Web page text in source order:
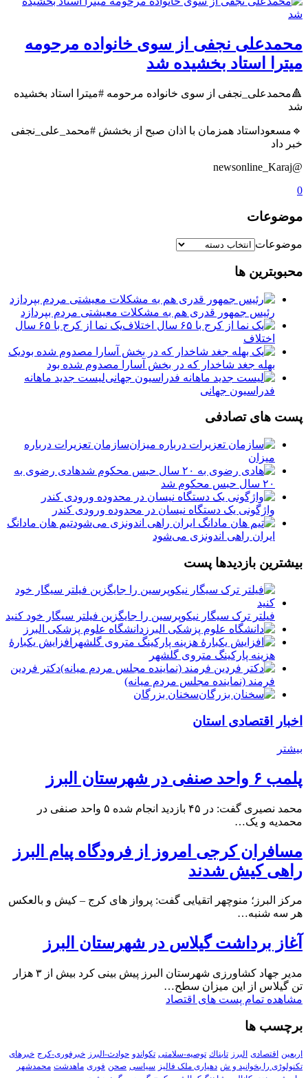
⁧️محمدعلی نجفی⁩ از سوی خانواده مرحومه
میترا استاد بخشیده شد
⁧🔺️محمدعلی_نجفی⁩ از سوی خانواده مرحومه ⁧#میترا⁩ استاد بخشیده
شد
⁧🔹مسعوداستاد⁩ همزمان با اذان صبح از بخشش ⁧#محمد_علی_نجفی⁩
خبر داد
@newsonline_Karaj
0
موضوعات
موضوعات
محبوبترین ها
رئیس جمهور قدری هم به مشکلات معیشتی مردم بپردازد
یک نما از کرج با ۶۵ سال
اختلاف
یک
بهله جغد شاخدار که در بخش آسارا مصدوم شده بود
لیست جدید ماهانه
فدراسیون جهانی
پست های تصادفی
سازمان تعزیرات درباره
میزان
هادی رضوی به
۲۰ سال حبس محکوم شد
واژگونی یک دستگاه نیسان در محدوده ورودی کندر
تیم هان مادانگ
ایران راهی اندونزی می‌شود
بیشترین بازدیدها پست
فیلتر ترک سیگار نیکوپرسین را جایگزین فیلتر سیگار خود کنید
دانشگاه علوم پزشکی البرز
افزایش یکبارۀ
هزینه پارکینگ متروی گلشهر
دكتر فردين
فرمند (نماينده مجلس مردم میانه)
سخنان بزرگان
اخبار اقتصادی استان
بیشتر
پلمب ۶ واحد صنفی در شهرستان البرز
محمد نصیری گفت: در ۴۵ بازدید انجام شده ۵ واحد صنفی در
محمدیه و یک…
مسافران کرجی امروز از فرودگاه پیام البرز
راهی کیش شدند
مرکز البرز؛ منوچهر اتقیایی گفت: پرواز های کرج – کیش و بالعکس
هر سه شنبه…
آغاز برداشت گیلاس در شهرستان البرز
مدیر جهاد کشاورزی شهرستان البرز پیش بینی کرد بیش از ۳ هزار
تن گیلاس از این میزان سطح…
مشاهده تمام پست های اقتصاد
برچسب ها
اربعین اقتصادی البرز تابناك توصیه-سلامتی تکواندو حوادث-البرز خبرفوری-کرج خبرهای
تکنولوڑی را بخوانید و ش دهیاری ملک فالیز سیاسی صحن فوری ماهدشت محمدشهر